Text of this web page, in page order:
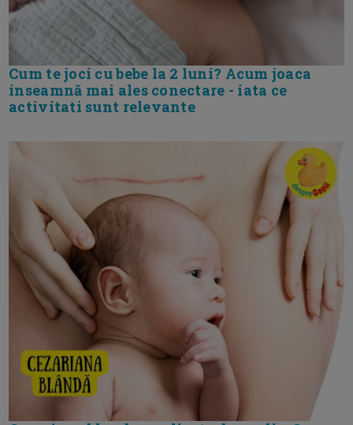
Cum te joci cu bebe la 2 luni? Acum joaca
inseamnă mai ales conectare - iata ce
activitati sunt relevante